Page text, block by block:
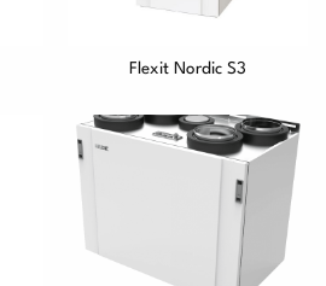
Flexit Nordic S3